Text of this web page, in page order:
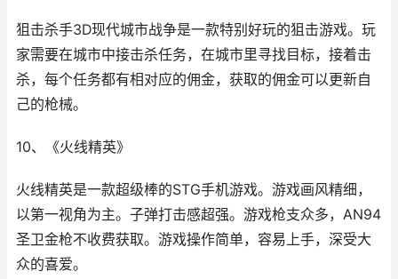
狙击杀手3D现代城市战争是一款特别好玩的狙击游戏。玩
家需要在城市中接击杀任务，在城市里寻找目标，接着击
杀，每个任务都有相对应的佣金，获取的佣金可以更新自
己的枪械。
10、《火线精英》
火线精英是一款超级棒的STG手机游戏。游戏画风精细，
以第一视角为主。子弹打击感超强。游戏枪支众多，AN94
圣卫金枪不收费获取。游戏操作简单，容易上手，深受大
众的喜爱。